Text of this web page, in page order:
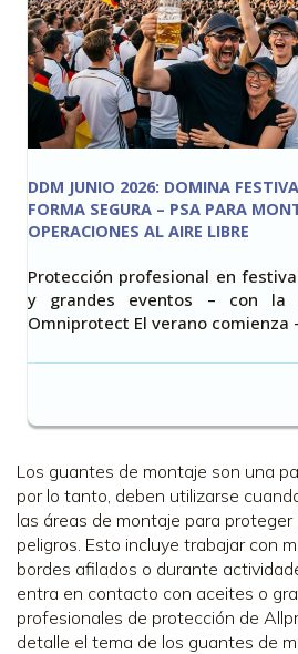
DDM JUNIO 2026: DOMINA
FORMA SEGURA – PSA PARA
OPERACIONES AL AIRE LIBRE
Protección profesional en
y grandes eventos – con
Omniprotect El verano comienza
Los guantes de montaje son una
por lo tanto, deben utilizarse
las áreas de montaje para
peligros. Esto incluye trabajar con
bordes afilados o durante
entra en contacto con aceites o
profesionales de protección de
detalle el tema de los guantes de